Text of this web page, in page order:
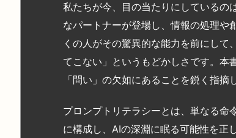
私たちが今、目の当たりにしているの
なパートナーが登場し、情報の処理や
くの人がその驚異的な能力を前にし
てこない」というもどかしさです。本
「問い」の欠如にあることを鋭く指摘
プロンプトリテラシーとは、単なる命
に構成し、AIの深淵に眠る可能性を正